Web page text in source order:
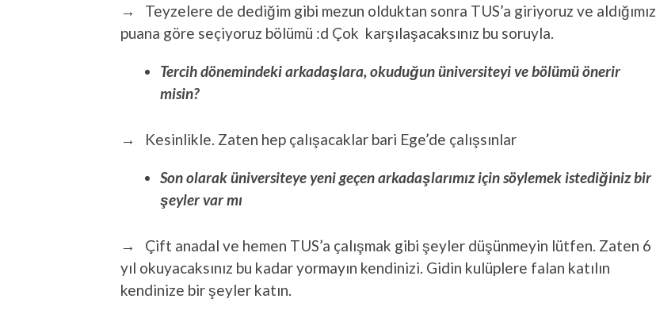
→ Teyzelere de dediğim gibi mezun olduktan sonra TUS’a giriyoruz ve aldığımız
puana göre seçiyoruz bölümü :d Çok karşılaşacaksınız bu soruyla.
Tercih dönemindeki arkadaşlara, okuduğun üniversiteyi ve bölümü önerir
misin?
→ Kesinlikle. Zaten hep çalışacaklar bari Ege’de çalışsınlar
Son olarak üniversiteye yeni geçen arkadaşlarımız için söylemek istediğiniz bir
şeyler var mı
→ Çift anadal ve hemen TUS’a çalışmak gibi şeyler düşünmeyin lütfen. Zaten 6
yıl okuyacaksınız bu kadar yormayın kendinizi. Gidin kulüplere falan katılın
kendinize bir şeyler katın.